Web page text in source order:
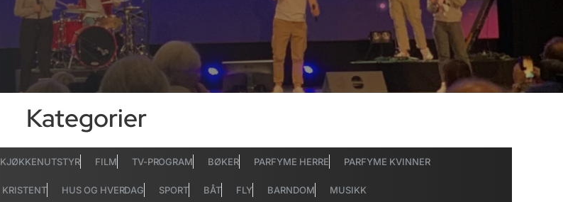
Kategorier
KJØKKENUTSTYR FILM TV-PROGRAM BØKER PARFYME HERRE PARFYME KVINNER
KRISTENT HUS OG HVERDAG SPORT BÅT FLY BARNDOM MUSIKK